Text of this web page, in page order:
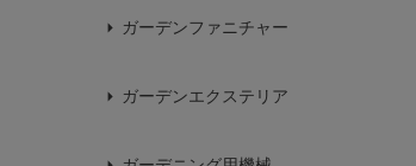
ガーデンファニチャー
ガーデンエクステリア